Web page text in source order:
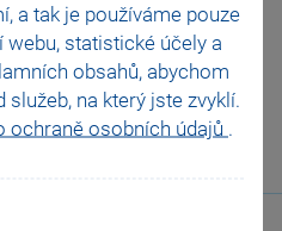
a tak je používáme pouze
statistické účely a
obsahů, abychom
na který jste zvyklí.
ochraně osobních údajů .
Pomohla Vám tato
odpověď?
Ano
Nevím
Odeslat Tisknout